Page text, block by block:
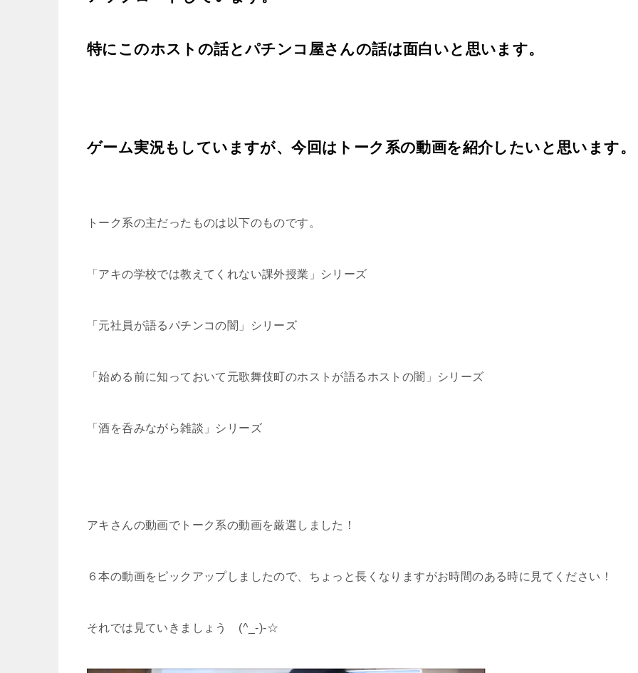
特にこのホストの話とパチンコ屋さんの話は面白いと思います。
ゲーム実況もしていますが、今回はトーク系の動画を紹介したいと思います。
トーク系の主だったものは以下のものです。
「アキの学校では教えてくれない課外授業」シリーズ
「元社員が語るパチンコの闇」シリーズ
「始める前に知っておいて元歌舞伎町のホストが語るホストの闇」シリーズ
「酒を呑みながら雑談」シリーズ
アキさんの動画でトーク系の動画を厳選しました！
６本の動画をピックアップしましたので、ちょっと長くなりますがお時間のある時に見てください！
それでは見ていきましょう (^_-)-☆